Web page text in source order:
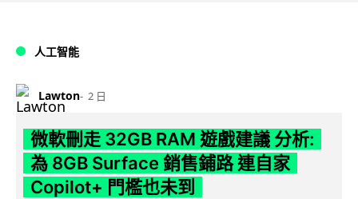
人工智能
Lawton 2 日
微軟刪走 32GB RAM 遊戲建議 分析:
為 8GB Surface 銷售鋪路 連自家
Copilot+ 門檻也未到